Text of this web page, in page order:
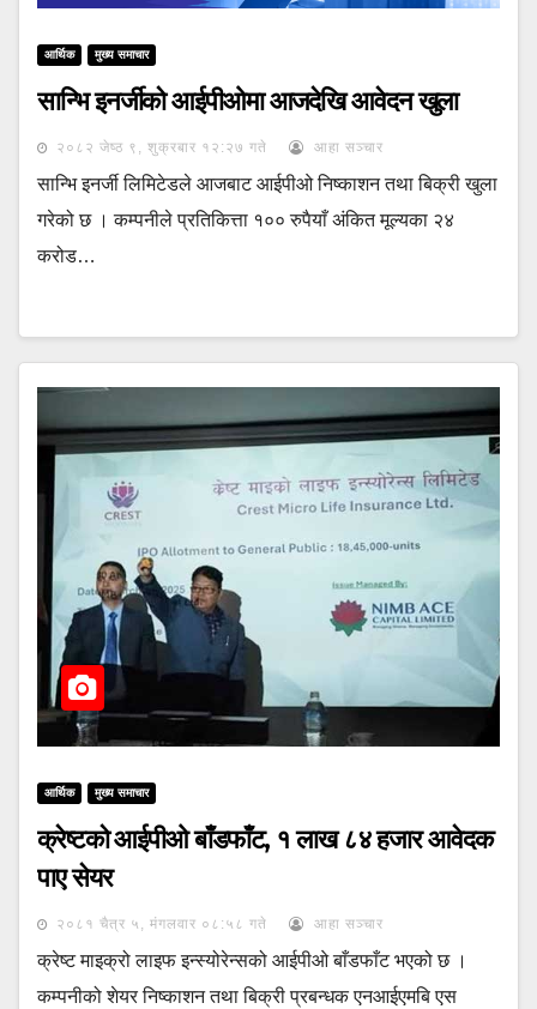
आर्थिक मुख्य समाचार
सान्भि इनर्जीको आईपीओमा आजदेखि आवेदन खुला
२०८२ जेष्ठ ९, शुक्रबार १२:२७ गते आहा सञ्चार
सान्भि इनर्जी लिमिटेडले आजबाट आईपीओ निष्काशन तथा बिक्री खुला
गरेको छ । कम्पनीले प्रतिकित्ता १०० रुपैयाँ अंकित मूल्यका २४
करोड…
आर्थिक मुख्य समाचार
क्रेष्टको आईपीओ बाँडफाँट, १ लाख ८४ हजार आवेदक
पाए सेयर
२०८१ चैत्र ५, मंगलवार ०८:५८ गते आहा सञ्चार
क्रेष्ट माइक्रो लाइफ इन्स्योरेन्सको आईपीओ बाँडफाँट भएको छ ।
कम्पनीको शेयर निष्काशन तथा बिक्री प्रबन्धक एनआईएमबि एस